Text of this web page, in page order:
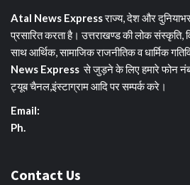
Atal News Expressराज्य, देश और
प्रसारित करता है। उत्तराखण्ड की लोक संस्कृति,
साथ आर्थिक, सामाजिक राजनीतिक व धार्मिक
News Express से जुड़ने के लिए हमारे फोन
ट्यूब चैनल,इंस्टाग्राम आदि पर सम्पर्क करे।
Email:
Ph.
Contact Us